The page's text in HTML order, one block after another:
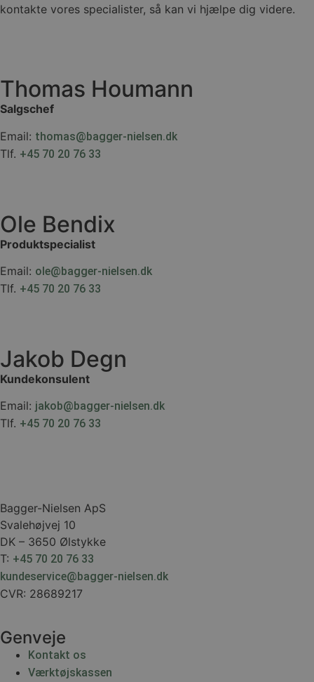
kontakte vores specialister, så kan vi hjælpe dig videre.
Thomas Houmann
Salgschef
Email: thomas@bagger-nielsen.dk
Tlf. +45 70 20 76 33
Ole Bendix
Produktspecialist
Email: ole@bagger-nielsen.dk
Tlf. +45 70 20 76 33
Jakob Degn
Kundekonsulent
Email: jakob@bagger-nielsen.dk
Tlf. +45 70 20 76 33
Bagger-Nielsen ApS
Svalehøjvej 10
DK – 3650 Ølstykke
T: +45 70 20 76 33
kundeservice@bagger-nielsen.dk
CVR: 28689217
Genveje
Kontakt os
Værktøjskassen